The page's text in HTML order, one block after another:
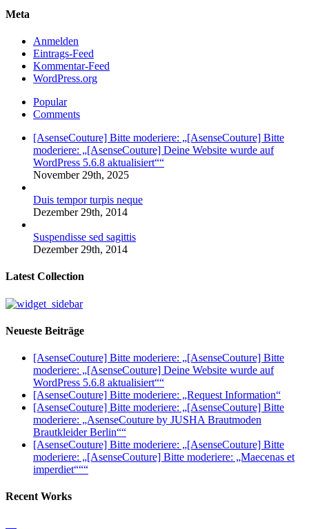
Meta
Anmelden
Eintrags-Feed
Kommentar-Feed
WordPress.org
Popular
Comments
[AsenseCouture] Bitte moderiere: „[AsenseCouture] Bitte
moderiere: „[AsenseCouture] Deine Website wurde auf
WordPress 5.6.8 aktualisiert““
November 29th, 2025
Duis tempor turpis neque
Dezember 29th, 2014
Suspendisse sed sagittis
Dezember 29th, 2014
Latest Collection
Neueste Beiträge
[AsenseCouture] Bitte moderiere: „[AsenseCouture] Bitte
moderiere: „[AsenseCouture] Deine Website wurde auf
WordPress 5.6.8 aktualisiert““
[AsenseCouture] Bitte moderiere: „Request Information“
[AsenseCouture] Bitte moderiere: „[AsenseCouture] Bitte
moderiere: „AsenseCouture by JUSHA Brautmoden
Brautkleider Berlin““
[AsenseCouture] Bitte moderiere: „[AsenseCouture] Bitte
moderiere: „[AsenseCouture] Bitte moderiere: „Maecenas et
imperdiet“““
Recent Works